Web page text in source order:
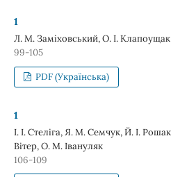
1
Л. М. Заміховський, О. І. Клапоущак
99-105
PDF (Українська)
1
І. І. Стеліга, Я. М. Семчук, Й. І.
Вітер, О. М. Івануляк
106-109